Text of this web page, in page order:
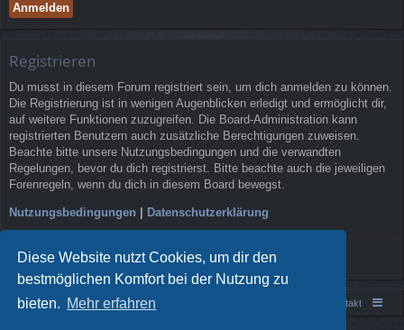
Diese Website nutzt Cookies, um dir den
bestmöglichen Komfort bei der Nutzung zu
bieten. Mehr erfahren
Registrieren
Du musst in diesem Forum registriert sein, um dich anmelden zu können.
Die Registrierung ist in wenigen Augenblicken erledigt und ermöglicht dir,
auf weitere Funktionen zuzugreifen. Die Board-Administration kann
registrierten Benutzern auch zusätzliche Berechtigungen zuweisen.
Beachte bitte unsere Nutzungsbedingungen und die verwandten
Regelungen, bevor du dich registrierst. Bitte beachte auch die jeweiligen
Forenregeln, wenn du dich in diesem Board bewegst.
Nutzungsbedingungen | Datenschutzerklärung
Registrieren
Portal Foren-Übersicht Kontakt